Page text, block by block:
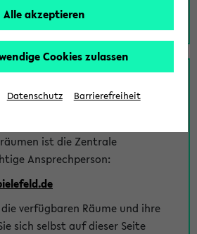
der
verwalteten
von Hörsälen und vom eKVV
ist die Zentrale
Ansprechperson:
verfügbaren Räume und ihre
sich selbst auf dieser Seite
Alle akzeptieren
Cookies zulassen
Datenschutz Barrierefreiheit